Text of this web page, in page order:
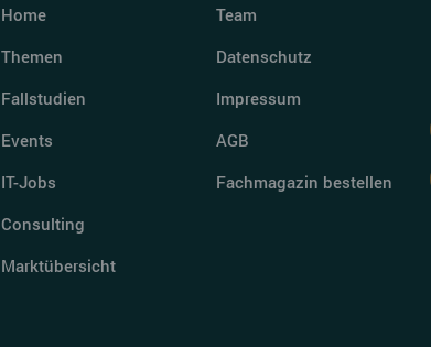
Home
Themen
Fallstudien
Events
IT-Jobs
Consulting
Marktübersicht
Team
Datenschutz
Impressum
AGB
Fachmagazin bestellen